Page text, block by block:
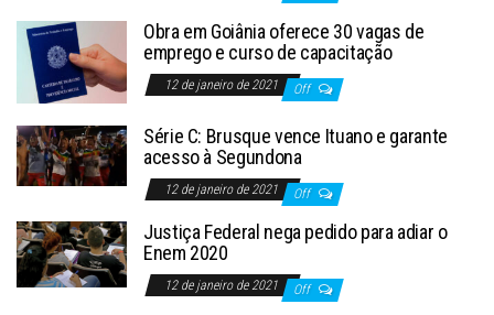
Obra em Goiânia oferece 30 vagas de
emprego e curso de capacitação
12 de janeiro de 2021 Off
Série C: Brusque vence Ituano e garante
acesso à Segundona
12 de janeiro de 2021 Off
Justiça Federal nega pedido para adiar o
Enem 2020
12 de janeiro de 2021 Off